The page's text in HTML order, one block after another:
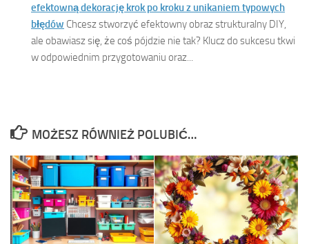
efektowną dekorację krok po kroku z unikaniem typowych
błędów Chcesz stworzyć efektowny obraz strukturalny DIY,
ale obawiasz się, że coś pójdzie nie tak? Klucz do sukcesu tkwi
w odpowiednim przygotowaniu oraz...
MOŻESZ RÓWNIEŻ POLUBIĆ…